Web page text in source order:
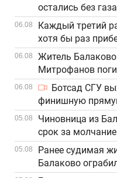
остались без
06.08
Каждый третий
хотя бы раз
увольнения
06.08
Житель
Митрофанов
06.08
Ботсад СГУ
финишную
05.08
Чиновница из
срок за
детьми
05.08
Ранее судимая
Балаково